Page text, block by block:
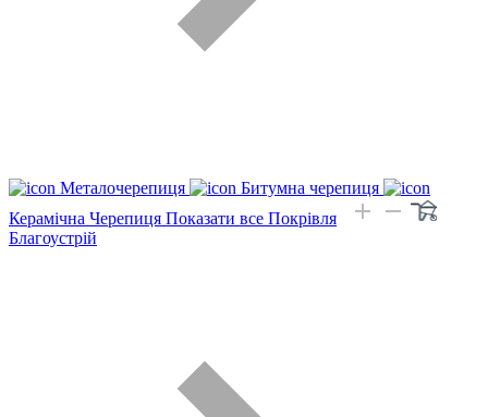
Металочерепиця
Битумна черепиця
Керамічна Черепиця Показати все Покрівля
Благоустрій